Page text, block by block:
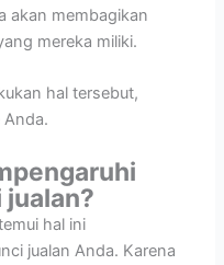
akan membagikan
mereka miliki.
hal tersebut,
hal ini
jualan Anda. Karena